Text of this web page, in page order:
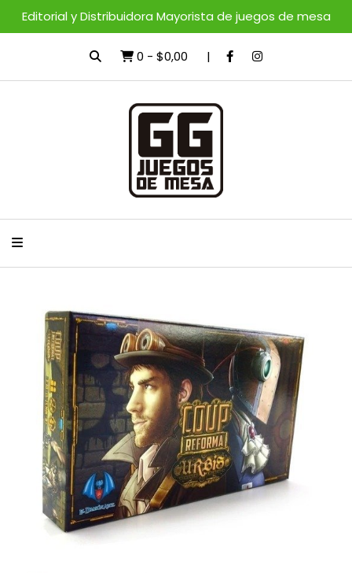
Editorial y Distribuidora Mayorista de juegos de mesa
0 - $0,00